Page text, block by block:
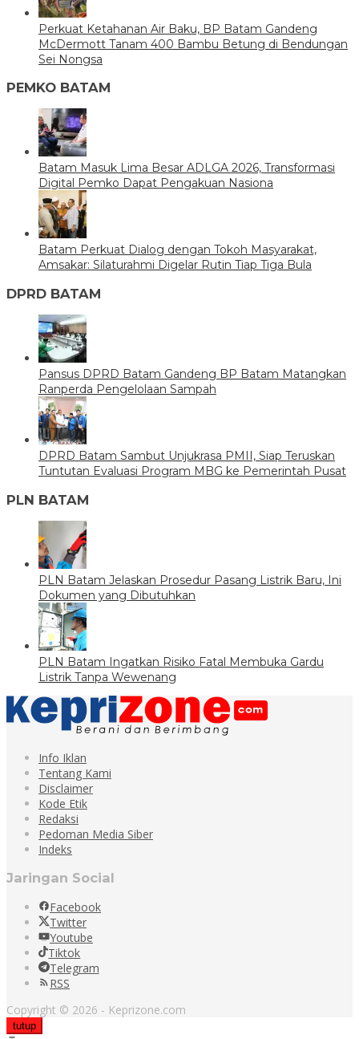
Perkuat Ketahanan Air Baku, BP Batam Gandeng
McDermott Tanam 400 Bambu Betung di Bendungan
Sei Nongsa
PEMKO BATAM
Batam Masuk Lima Besar ADLGA 2026, Transformasi
Digital Pemko Dapat Pengakuan Nasiona
Batam Perkuat Dialog dengan Tokoh Masyarakat,
Amsakar: Silaturahmi Digelar Rutin Tiap Tiga Bula
DPRD BATAM
Pansus DPRD Batam Gandeng BP Batam Matangkan
Ranperda Pengelolaan Sampah
DPRD Batam Sambut Unjukrasa PMII, Siap Teruskan
Tuntutan Evaluasi Program MBG ke Pemerintah Pusat
PLN BATAM
PLN Batam Jelaskan Prosedur Pasang Listrik Baru, Ini
Dokumen yang Dibutuhkan
PLN Batam Ingatkan Risiko Fatal Membuka Gardu
Listrik Tanpa Wewenang
Info Iklan
Tentang Kami
Disclaimer
Kode Etik
Redaksi
Pedoman Media Siber
Indeks
Jaringan Social
Facebook
Twitter
Youtube
Tiktok
Telegram
RSS
Copyright © 2026 - Keprizone.com
tutup